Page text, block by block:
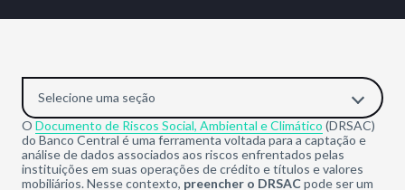
Selecione uma seção
O Documento de Riscos Social, Ambiental e Climático (DRSAC)
do Banco Central é uma ferramenta voltada para a captação e
análise de dados associados aos riscos enfrentados pelas
instituições em suas operações de crédito e títulos e valores
mobiliários. Nesse contexto, preencher o DRSACpode ser um